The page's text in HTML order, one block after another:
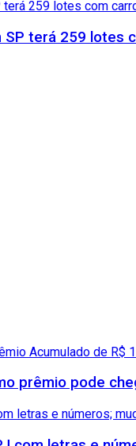
SP terá 259 lotes
prêmio pode